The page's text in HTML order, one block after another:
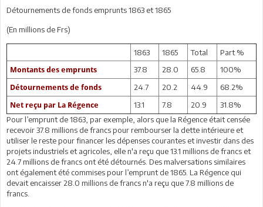
Détournements de fonds emprunts 1863 et 1865
(En millions de Frs)
1863 1865 Total Part %
Montants des emprunts 37.8 28.0 65.8 100%
Détournements de fonds 24.7 20.2 44.9 68.2%
Net reçu par La Régence 13.1 7.8 20.9
31.8%
Pour l’emprunt de 1863, par exemple, alors que la Régence était censée
recevoir 37.8 millions de francs pour rembourser la dette intérieure et
utiliser le reste pour financer les dépenses courantes et investir dans des
projets industriels et agricoles, elle n'a reçu que 13.1 millions de francs et
24.7 millions de francs ont été détournés. Des malversations similaires
ont également été commises pour l’emprunt de 1865. La Régence qui
devait encaisser 28.0 millions de francs n'a reçu que 7.8 millions de
francs.